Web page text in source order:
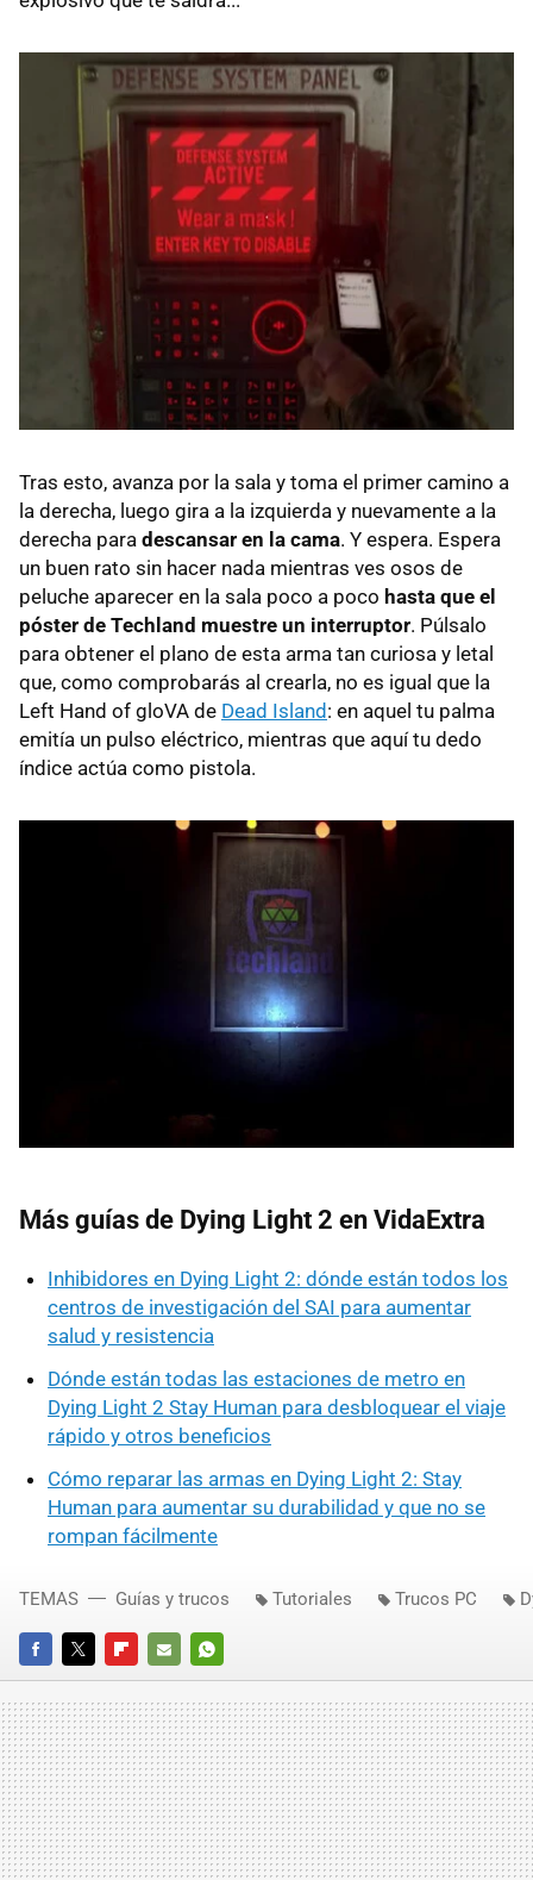
Tras esto, avanza por la sala y toma el primer camino a
la derecha, luego gira a la izquierda y nuevamente a la
derecha para descansar en la cama. Y espera. Espera
un buen rato sin hacer nada mientras ves osos de
peluche aparecer en la sala poco a poco hasta que el
póster de Techland muestre un interruptor. Púlsalo
para obtener el plano de esta arma tan curiosa y letal
que, como comprobarás al crearla, no es igual que la
Left Hand of gloVA de Dead Island : en aquel tu palma
emitía un pulso eléctrico, mientras que aquí tu dedo
índice actúa como pistola.
Más guías de Dying Light 2 en VidaExtra
Inhibidores en Dying Light 2: dónde están todos los
centros de investigación del SAI para aumentar
salud y resistencia
Dónde están todas las estaciones de metro en
Dying Light 2 Stay Human para desbloquear el viaje
rápido y otros beneficios
Cómo reparar las armas en Dying Light 2: Stay
Human para aumentar su durabilidad y que no se
rompan fácilmente
FACEBOOKTWITTERFLIPBOARD
E-
MAIL
WHATSAPP
TEMAS Guías y trucos Tutoriales Trucos PC